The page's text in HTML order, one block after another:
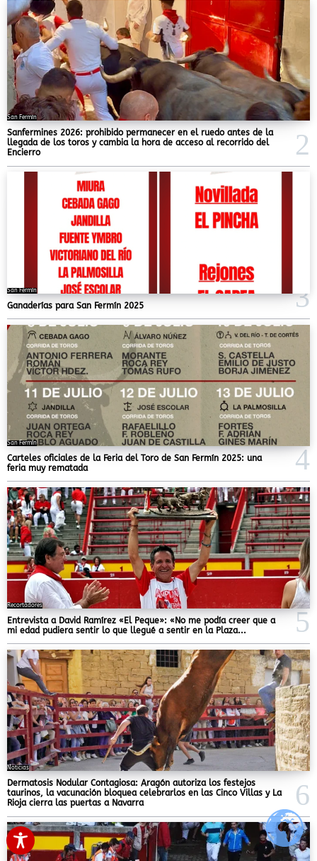
San Fermín
Sanfermines 2026: prohibido permanecer en el ruedo antes de la
llegada de los toros y cambia la hora de acceso al recorrido del
Encierro
San Fermín
Ganaderías para San Fermín 2025
San Fermín
Carteles oficiales de la Feria del Toro de San Fermín 2025: una
feria muy rematada
Recortadores
Entrevista a David Ramírez «El Peque»: «No me podía creer que a
mi edad pudiera sentir lo que llegué a sentir en la Plaza...
Noticias
Dermatosis Nodular Contagiosa: Aragón autoriza los festejos
taurinos, la vacunación bloquea celebrarlos en las Cinco Villas y La
Rioja cierra las puertas a Navarra